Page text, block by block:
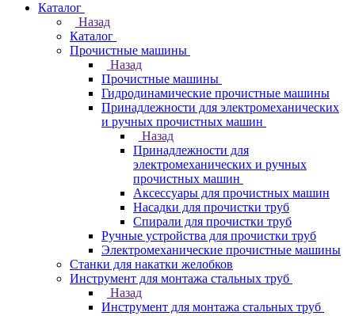
Каталог
Назад
Каталог
Прочистные машины
Назад
Прочистные машины
Гидродинамические прочистные машины
Принадлежности для электромеханических
и ручных прочистных машин
Назад
Принадлежности для
электромеханических и ручных
прочистных машин
Аксессуары для прочистных машин
Насадки для прочистки труб
Спирали для прочистки труб
Ручные устройства для прочистки труб
Электромеханические прочистные машины
Станки для накатки желобков
Инструмент для монтажа стальных труб
Назад
Инструмент для монтажа стальных труб